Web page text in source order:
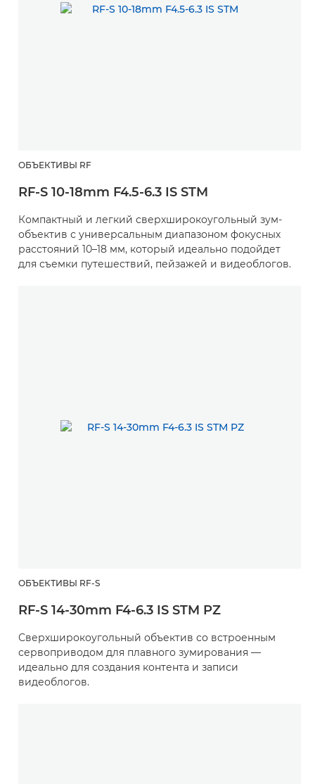
ОБЪЕКТИВЫ RF
RF-S 10-18mm F4.5-6.3 IS STM
Компактный и легкий сверхширокоугольный зум-
объектив с универсальным диапазоном фокусных
расстояний 10–18 мм, который идеально подойдет
для съемки путешествий, пейзажей и видеоблогов.
ОБЪЕКТИВЫ RF-S
RF-S 14-30mm F4-6.3 IS STM PZ
Сверхширокоугольный объектив со встроенным
сервоприводом для плавного зумирования —
идеально для создания контента и записи
видеоблогов.